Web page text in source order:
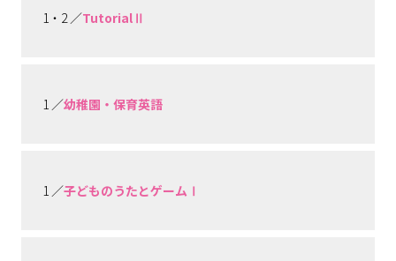
1・2 ／TutorialⅡ
1 ／幼稚園・保育英語
1 ／子どものうたとゲームⅠ